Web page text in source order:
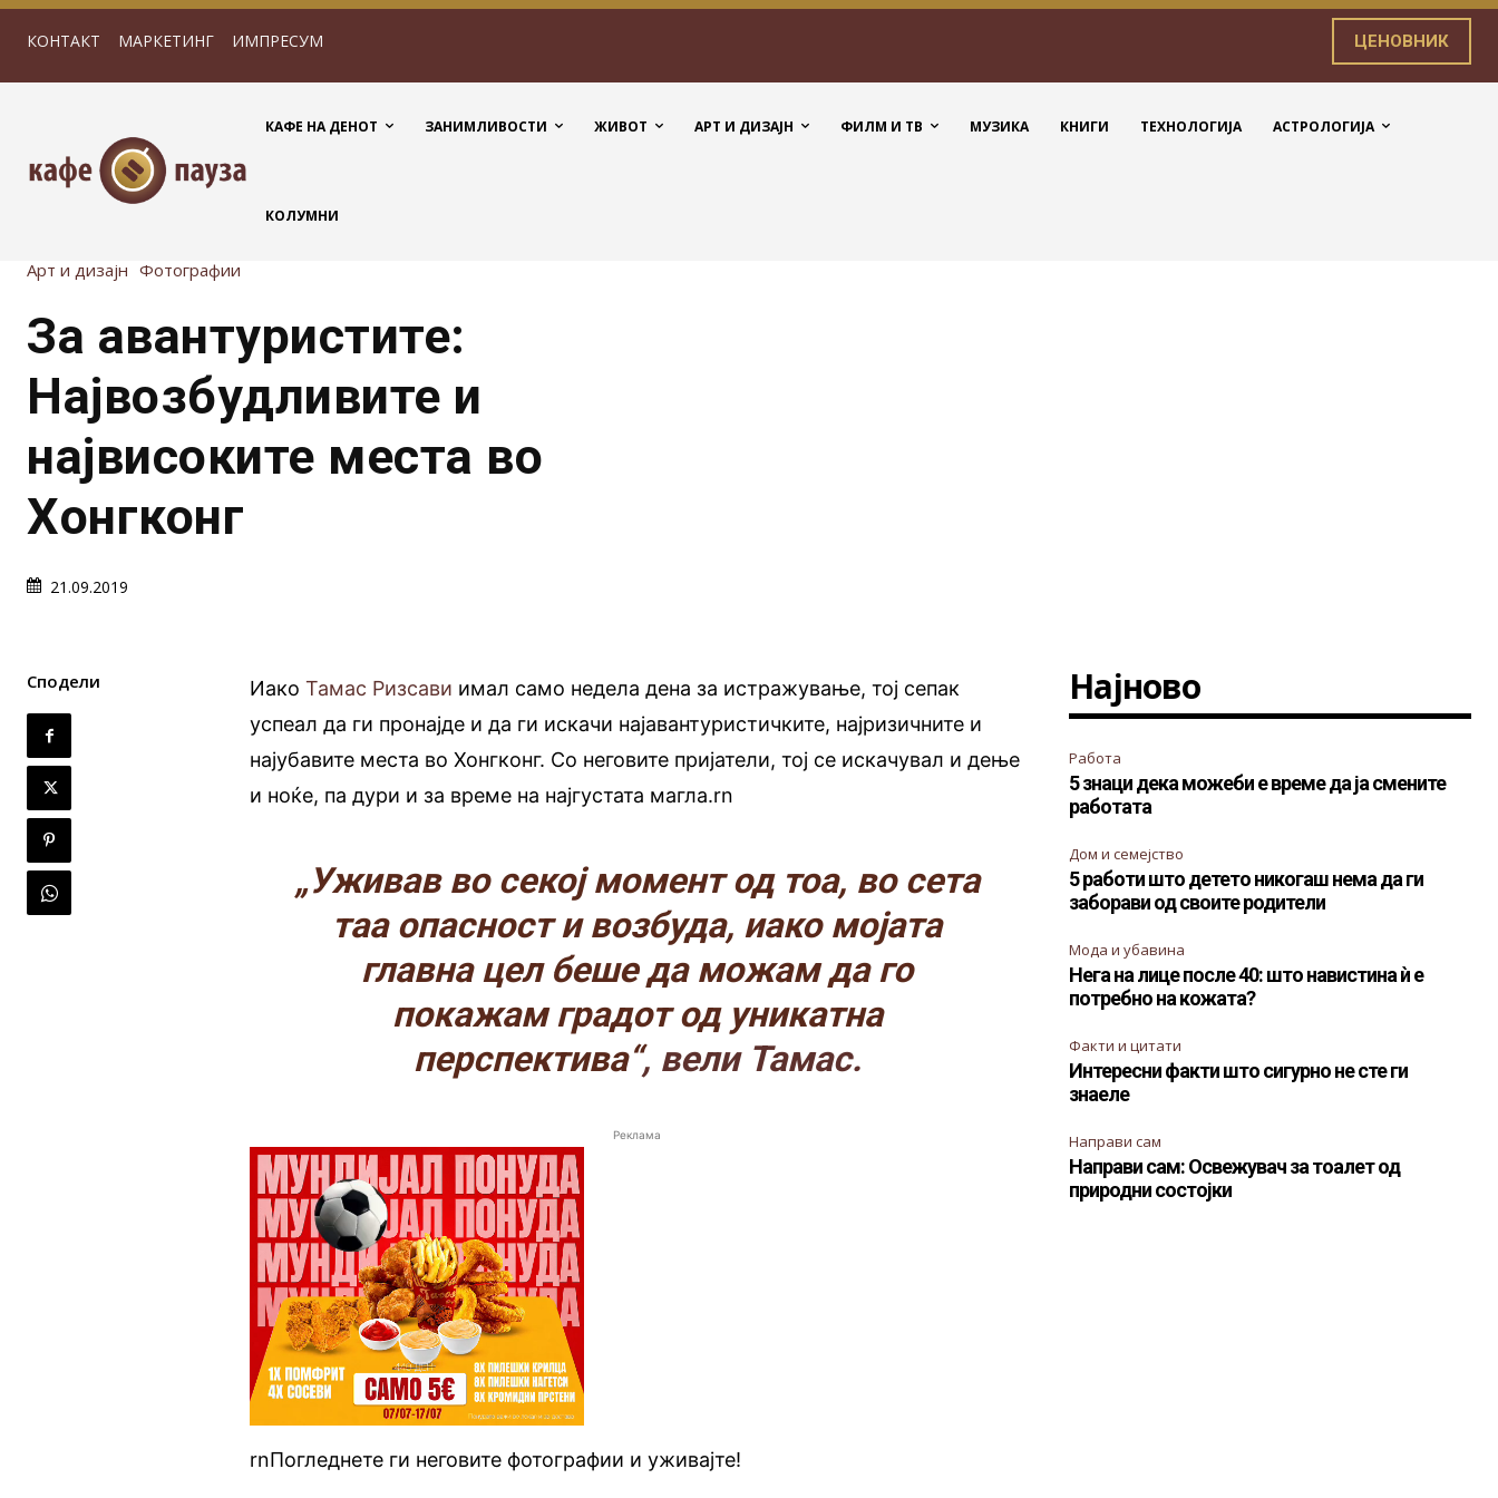
КОНТАКТ МАРКЕТИНГ ИМПРЕСУМ ЦЕНОВНИК
КАФЕ НА ДЕНОТ ЗАНИМЛИВОСТИ ЖИВОТ АРТ И ДИЗАЈН ФИЛМ И ТВ МУЗИКА КНИГИ ТЕХНОЛОГИЈА АСТРОЛОГИЈА
КОЛУМНИ
Арт и дизајн Фотографии
За авантуристите:
Највозбудливите и
највисоките места во
Хонгконг
21.09.2019
Сподели ИакоТамас Ризсави имал само недела дена за истражување, тој сепак
успеал да ги пронајде и да ги искачи најавантуристичките, најризичните и
најубавите места во Хонгконг. Со неговите пријатели, тој се искачувал и дење
и ноќе, па дури и за време на најгустата магла.rn
„Уживав во секој момент од тоа, во сета
таа опасност и возбуда, иако мојата
главна цел беше да можам да го
покажам градот од уникатна
перспектива“, вели Тамас.
Реклама
rnПогледнете ги неговите фотографии и уживајте!
Најново
Работа
5 знаци дека можеби е време да ја смените
работата
Дом и семејство
5 работи што детето никогаш нема да ги
заборави од своите родители
Мода и убавина
Нега на лице после 40: што навистина ѝ е
потребно на кожата?
Факти и цитати
Интересни факти што сигурно не сте ги
знаеле
Направи сам
Направи сам: Освежувач за тоалет од
природни состојки